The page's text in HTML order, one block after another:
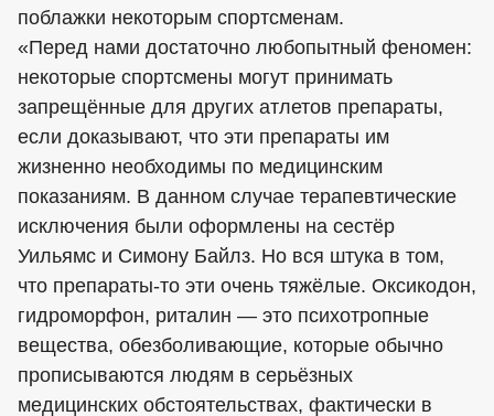
поблажки некоторым спортсменам.
«Перед нами достаточно любопытный феномен:
некоторые спортсмены могут принимать
запрещённые для других атлетов препараты,
если доказывают, что эти препараты им
жизненно необходимы по медицинским
показаниям. В данном случае терапевтические
исключения были оформлены на сестёр
Уильямс и Симону Байлз. Но вся штука в том,
что препараты-то эти очень тяжёлые. Оксикодон,
гидроморфон, риталин — это психотропные
вещества, обезболивающие, которые обычно
прописываются людям в серьёзных
медицинских обстоятельствах, фактически в